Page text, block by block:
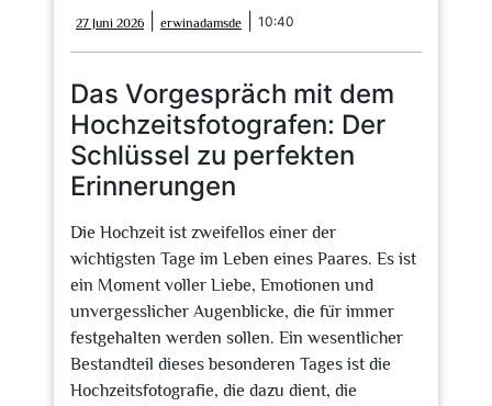
27 Juni 2026
Juni
2026
erwinadamsde erwinadamsde
10:40
Das Vorgespräch mit dem
Hochzeitsfotografen: Der
Schlüssel zu perfekten
Erinnerungen
Die Hochzeit ist zweifellos einer der
wichtigsten Tage im Leben eines Paares. Es ist
ein Moment voller Liebe, Emotionen und
unvergesslicher Augenblicke, die für immer
festgehalten werden sollen. Ein wesentlicher
Bestandteil dieses besonderen Tages ist die
Hochzeitsfotografie, die dazu dient, die